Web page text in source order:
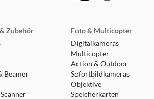
Zubehör
Beamer
Foto & Multicopter
Digitalkameras
Multicopter
Action & Outdoor
Sofortbildkameras
Objektive
Speicherkarten